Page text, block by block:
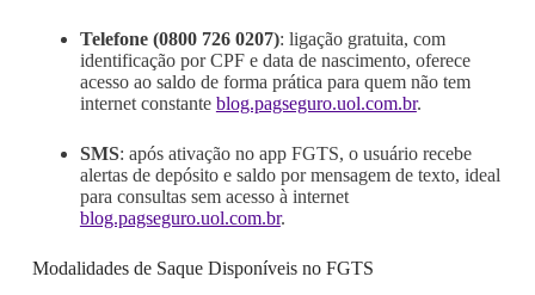
Telefone (0800 726 0207): ligação gratuita, com
identificação por CPF e data de nascimento, oferece
acesso ao saldo de forma prática para quem não tem
internet constante blog.pagseguro.uol.com.br.
SMS: após ativação no app FGTS, o usuário recebe
alertas de depósito e saldo por mensagem de texto, ideal
para consultas sem acesso à internet
blog.pagseguro.uol.com.br.
Modalidades de Saque Disponíveis no FGTS